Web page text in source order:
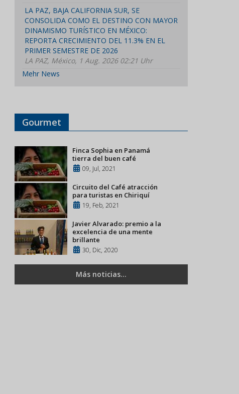
LA PAZ, BAJA CALIFORNIA SUR, SE
CONSOLIDA COMO EL DESTINO CON MAYOR
DINAMISMO TURÍSTICO EN MÉXICO:
REPORTA CRECIMIENTO DEL 11.3% EN EL
PRIMER SEMESTRE DE 2026
LA PAZ, México, 1 Aug. 2026 02:21 Uhr
Mehr News
Gourmet
Finca Sophia en Panamá
tierra del buen café
09, Jul, 2021
Circuito del Café atracción
para turistas en Chiriquí
19, Feb, 2021
Javier Alvarado: premio a la
excelencia de una mente
brillante
30, Dic, 2020
Más noticias...